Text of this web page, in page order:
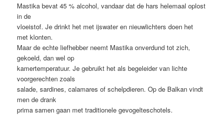
Mastika bevat 45 % alcohol, vandaar dat de hars helemaal oplost
in de
vloeistof. Je drinkt het met ijswater en nieuwlichters doen het
met klonten.
Maar de echte liefhebber neemt Mastika onverdund tot zich,
gekoeld, dan wel op
kamertemperatuur. Je gebruikt het als begeleider van lichte
voorgerechten zoals
salade, sardines, calamares of schelpdieren. Op de Balkan vindt
men de drank
prima samen gaan met traditionele gevogelteschotels.